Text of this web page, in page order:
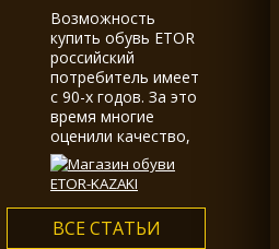
Возможность
купить обувь ETOR
российский
потребитель имеет
с 90-х годов. За это
время многие
оценили качество,
долговечность,
большой выбор и
многообразие
ассортимента...
ВСЕ СТАТЬИ